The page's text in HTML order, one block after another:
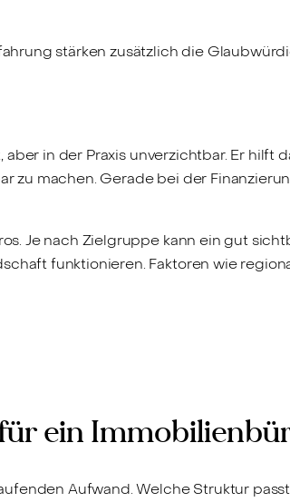
stärken zusätzlich die
in der Praxis unverzichtbar. Er hilft
zu machen. Gerade bei der
Je nach Zielgruppe kann ein gut
funktionieren. Faktoren wie
ein
Aufwand. Welche Struktur